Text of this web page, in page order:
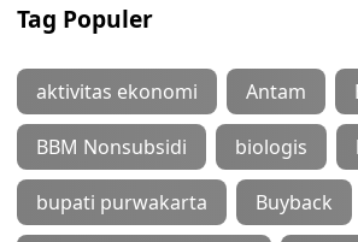
Tag Populer
aktivitas ekonomi Antam
BBM Nonsubsidi biologis
bupati purwakarta Buyback